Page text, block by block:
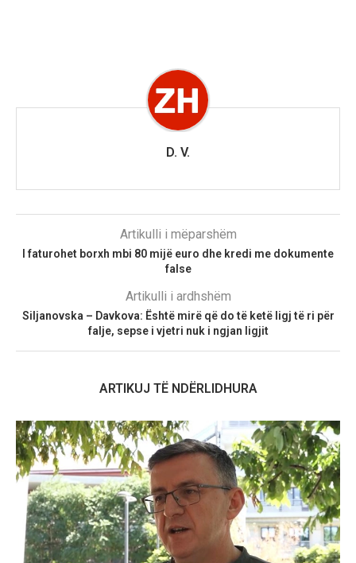
D. V.
Artikulli i mëparshëm
I faturohet borxh mbi 80 mijë euro dhe kredi me dokumente
false
Artikulli i ardhshëm
Siljanovska – Davkova: Është mirë që do të ketë ligj të ri për
falje, sepse i vjetri nuk i ngjan ligjit
ARTIKUJ TË NDËRLIDHURA